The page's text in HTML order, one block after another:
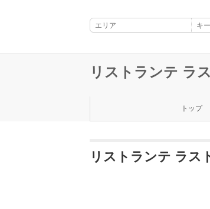
リストランテ ラ
トップ
リストランテ ラス